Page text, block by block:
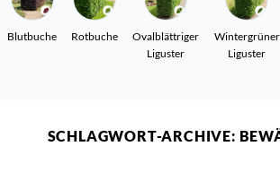
Blutbuche Rotbuche
Ovalblättriger
Liguster
Wintergrüner
Liguster
SCHLAGWORT-ARCHIVE: